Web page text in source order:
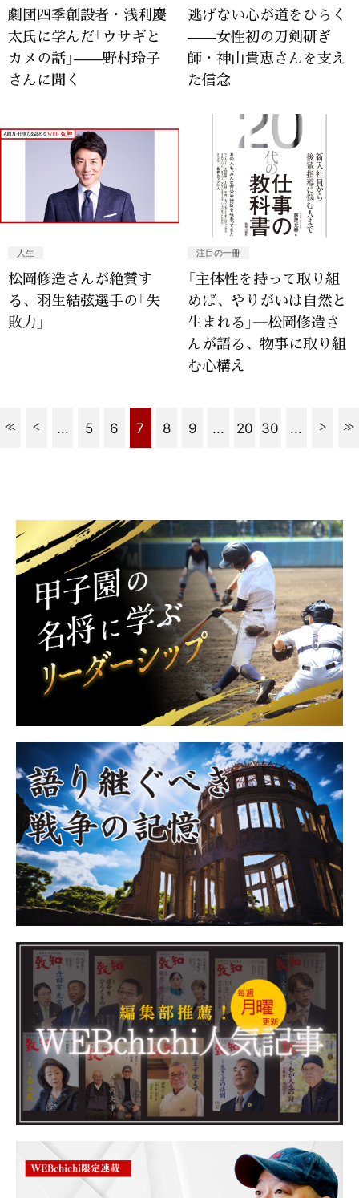
劇団四季創設者・浅利慶
太氏に学んだ「ウサギと
カメの話」——野村玲子
さんに聞く
逃げない心が道をひらく
——女性初の刀剣研ぎ
師・神山貴恵さんを支え
た信念
人生
松岡修造さんが絶賛す
る、羽生結弦選手の「失
敗力」
注目の一冊
「主体性を持って取り組
めば、やりがいは自然と
生まれる」―松岡修造さ
んが語る、物事に取り組
む心構え
... 5 6 7 8 9 ... 20 30 ...